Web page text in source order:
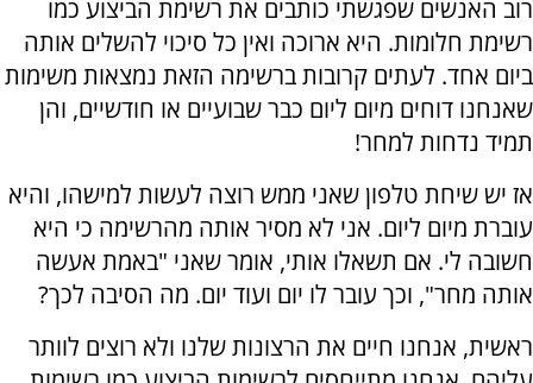
רוב האנשים שפגשתי כותבים את רשימת הביצוע כמו
רשימת חלומות. היא ארוכה ואין כל סיכוי להשלים אותה
ביום אחד. לעתים קרובות ברשימה הזאת נמצאות משימות
שאנחנו דוחים מיום ליום כבר שבועיים או חודשיים, והן
תמיד נדחות למחר!
אז יש שיחת טלפון שאני ממש רוצה לעשות למישהו, והיא
עוברת מיום ליום. אני לא מסיר אותה מהרשימה כי היא
חשובה לי. אם תשאלו אותי, אומר שאני "באמת אעשה
אותה מחר", וכך עובר לו יום ועוד יום. מה הסיבה לכך?
ראשית, אנחנו חיים את הרצונות שלנו ולא רוצים לוותר